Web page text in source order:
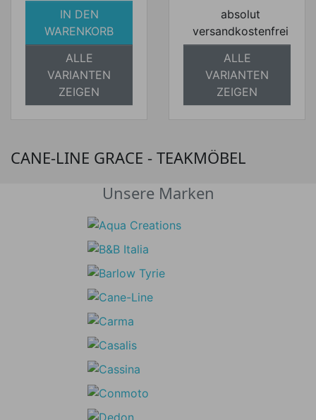
IN DEN
WARENKORB
ALLE
VARIANTEN
ZEIGEN
absolut
versandkostenfrei
ALLE
VARIANTEN
ZEIGEN
CANE-LINE GRACE - TEAKMÖBEL
Unsere Marken